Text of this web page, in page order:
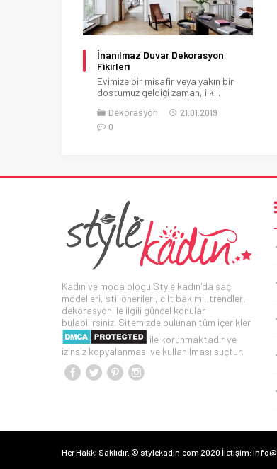
İnanılmaz Duvar Dekorasyon
Fikirleri
Evimize bir misafir veya yakın bir
dostumuz geldiği zaman, ilk...
Dekorasyon
21.01.2019
0
Kadın ve moda blogu Style kadın'da saç
modelleri, stil önerileri, cilt bakımı, trendler,
dekorasyon ile ilgili güncel konular
bulabilirsiniz. Sitemizde bulunan tüm içerikler
ile korunmaktadır ve
izinsiz kopyalanması ve kullanılması suçtur.
Her Hakkı Saklıdır. © stylekadin.com 2020 İletişim: